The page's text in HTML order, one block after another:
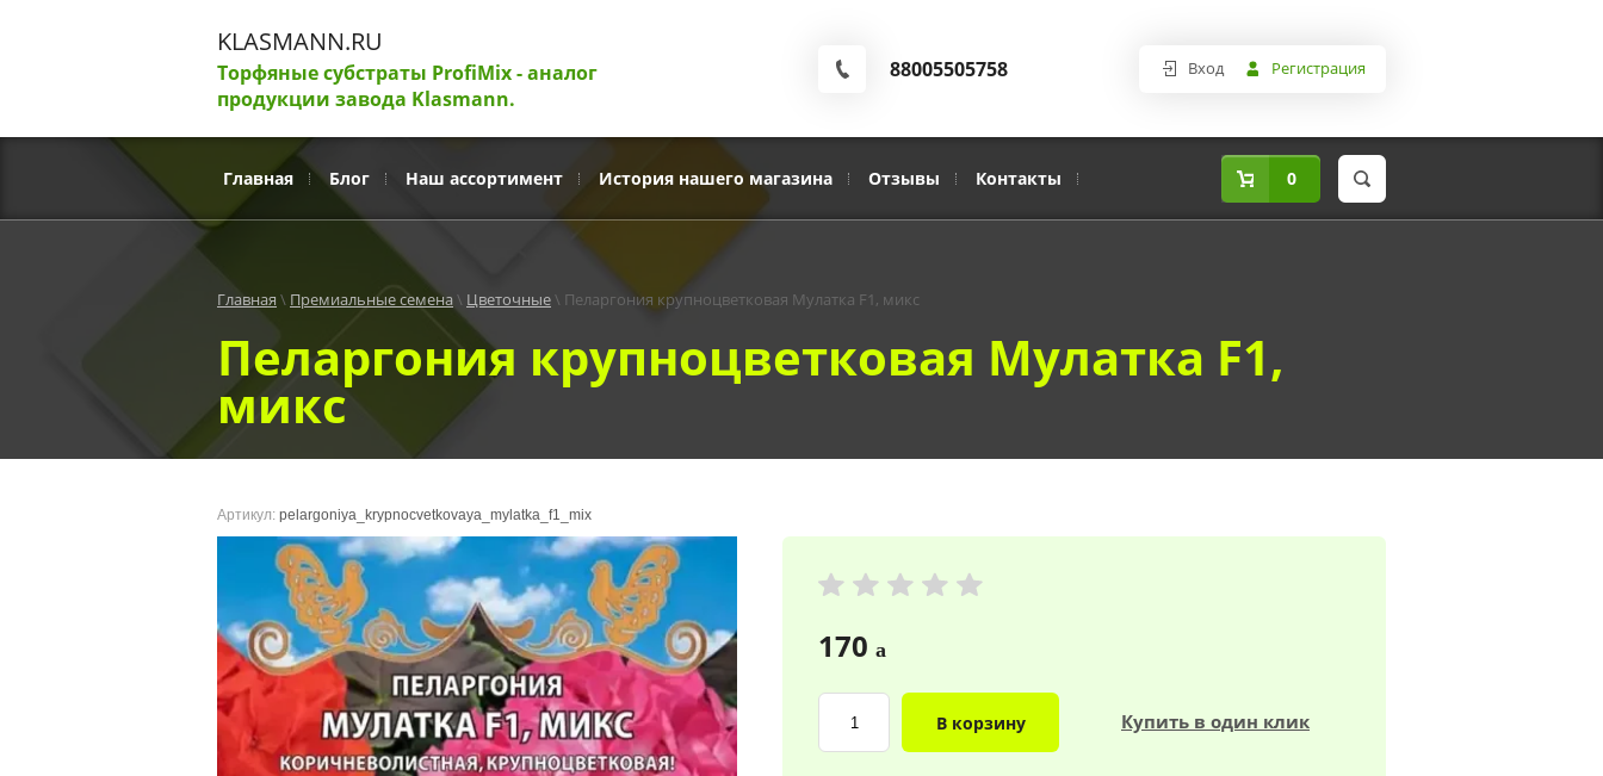
Каталог товаров
Субстраты Profi Mix
Субстрат Klasmann
Salica от AVAGRO
Корнеобразователи Salica
Аминокислоты для
растений Salica
Органические удобрения
KLASMANN.RU
Торфяные субстраты ProfiMix - аналог
продукции завода Klasmann.
88005505758 Вход Регистрация
Главная Блог Наш ассортимент История нашего магазина Отзывы Контакты 0
Главная \ Премиальные семена \ Цветочные \ Пеларгония крупноцветковая Мулатка F1, микс
Пеларгония крупноцветковая Мулатка F1,
микс
Артикул: pelargoniya_krypnocvetkovaya_mylatka_f1_mix
170 a
В корзину Купить в один клик